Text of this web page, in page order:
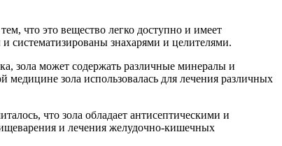
что это вещество легко доступно и имеет
систематизированы знахарями и целителями.
зола может содержать различные минералы и
зола использовалась для лечения различных
что зола обладает антисептическими и
и лечения желудочно-кишечных